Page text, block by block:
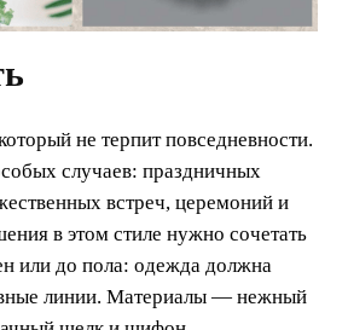
не терпит повседневности.
случаев: праздничных
встреч, церемоний и
в этом стиле нужно сочетать
или до пола: одежда должна
линии. Материалы — нежный